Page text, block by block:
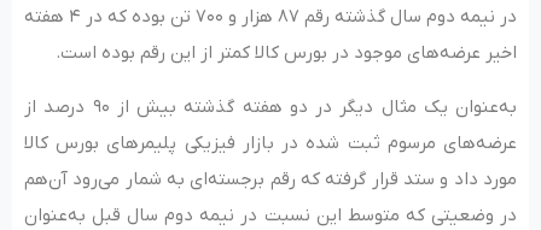
در نیمه دوم سال گذشته رقم ۸۷ هزار و ۷۰۰ تن بوده که در ۴ هفته
اخیر عرضه‌های موجود در بورس کالا کمتر از این رقم بوده است.
به‌عنوان یک مثال دیگر در دو هفته گذشته بیش از ۹۰ درصد از
عرضه‌های مرسوم ثبت شده در بازار فیزیکی پلیمرهای بورس کالا
مورد داد و ستد قرار گرفته که رقم برجسته‌ای به شمار می‌رود آن‌هم
در وضعیتی که متوسط این نسبت در نیمه دوم سال قبل به‌عنوان